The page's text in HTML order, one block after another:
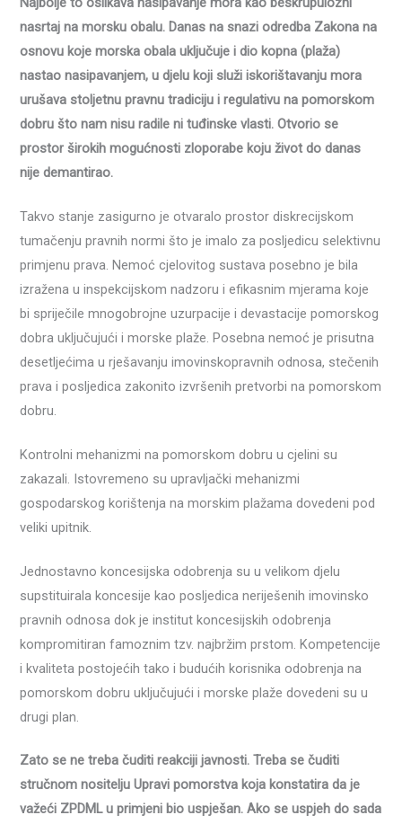
nasrtaj na morsku obalu. Danas na snazi odredba Zakona na
osnovu koje morska obala uključuje i dio kopna (plaža)
nastao nasipavanjem, u djelu koji služi iskorištavanju mora
urušava stoljetnu pravnu tradiciju i regulativu na pomorskom
dobru što nam nisu radile ni tuđinske vlasti. Otvorio se
prostor širokih mogućnosti zloporabe koju život do danas
nije demantirao.
Takvo stanje zasigurno je otvaralo prostor diskrecijskom
tumačenju pravnih normi što je imalo za posljedicu selektivnu
primjenu prava. Nemoć cjelovitog sustava posebno je bila
izražena u inspekcijskom nadzoru i efikasnim mjerama koje
bi spriječile mnogobrojne uzurpacije i devastacije pomorskog
dobra uključujući i morske plaže. Posebna nemoć je prisutna
desetljećima u rješavanju imovinskopravnih odnosa, stečenih
prava i posljedica zakonito izvršenih pretvorbi na pomorskom
dobru.
Kontrolni mehanizmi na pomorskom dobru u cjelini su
zakazali. Istovremeno su upravljački mehanizmi
gospodarskog korištenja na morskim plažama dovedeni pod
veliki upitnik.
Jednostavno koncesijska odobrenja su u velikom djelu
supstituirala koncesije kao posljedica neriješenih imovinsko
pravnih odnosa dok je institut koncesijskih odobrenja
kompromitiran famoznim tzv. najbržim prstom. Kompetencije
i kvaliteta postojećih tako i budućih korisnika odobrenja na
pomorskom dobru uključujući i morske plaže dovedeni su u
drugi plan.
Zato se ne treba čuditi reakciji javnosti. Treba se čuditi
stručnom nositelju Upravi pomorstva koja konstatira da je
važeći ZPDML u primjeni bio uspješan. Ako se uspjeh do sada